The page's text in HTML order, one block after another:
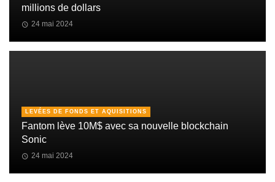
millions de dollars
24 mai 2024
LEVÉES DE FONDS ET AQUISITIONS
Fantom lève 10M$ avec sa nouvelle blockchain
Sonic
24 mai 2024